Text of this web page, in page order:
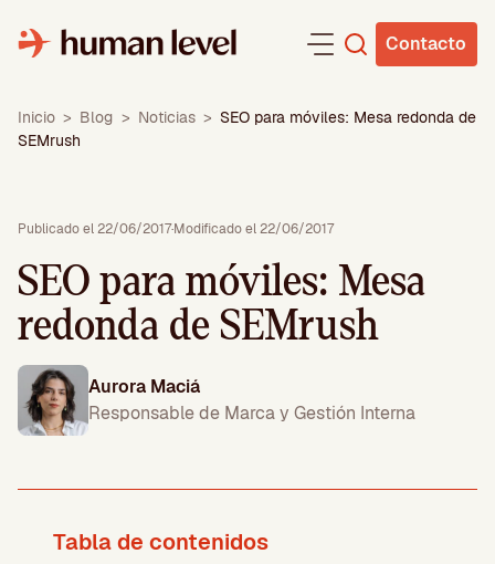
contenido
Contacto
Inicio > Blog > Noticias > SEO para móviles: Mesa redonda de
SEMrush
Publicado el 22/06/2017·Modificado el 22/06/2017
SEO para móviles: Mesa
redonda de SEMrush
Aurora Maciá
Responsable de Marca y Gestión Interna
Tabla de contenidos